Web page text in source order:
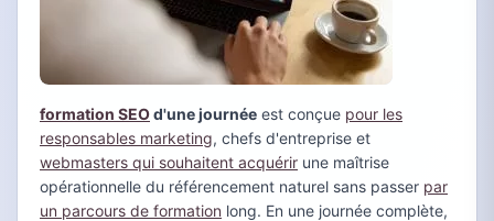
formation SEOd'une journée est conçue pour les
responsables marketing, chefs d'entreprise et
webmasters qui souhaitent acquérir une maîtrise
opérationnelle du référencement naturel sans passer par
un parcours de formation long. En une journée complète,